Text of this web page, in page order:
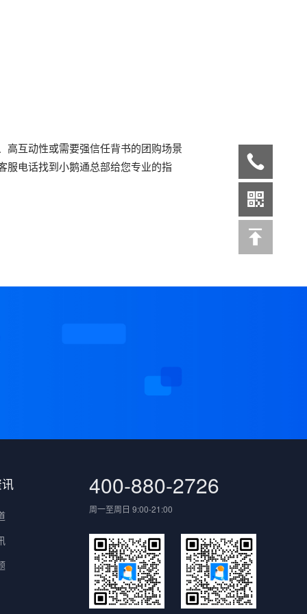
高互动性或需要强信任背书的团购场景
服电话找到小鹅通总部给您专业的指
400-880-2726
周一至周日 9:00-21:00